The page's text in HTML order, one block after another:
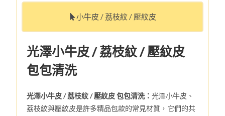
小牛皮 / 荔枝紋 / 壓紋皮
光澤小牛皮 / 荔枝紋 / 壓紋皮
包包清洗
光澤小牛皮 / 荔枝紋 / 壓紋皮 包包清洗：光澤小牛皮、
荔枝紋與壓紋皮是許多精品包款的常見材質，它們的共